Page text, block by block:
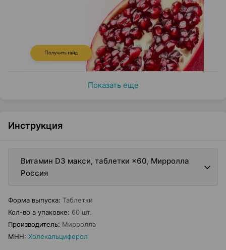
Показать еще
Инструкция
Витамин D3 макси, таблетки ×60, Мирролла
Россия
Форма выпуска: Таблетки
Кол-во в упаковке: 60 шт.
Производитель: Мирролла
МНН: Холекальциферол